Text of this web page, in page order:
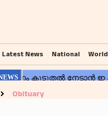
Latest News National World
Obituary